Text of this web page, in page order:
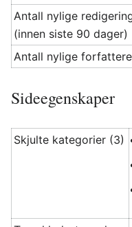
Antall nylige
(innen siste 90 dager)
Antall nylige forfattere
Sideegenskaper
Skjulte kategorier (3)